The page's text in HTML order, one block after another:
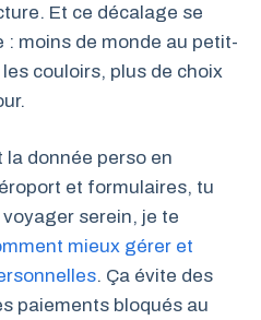
Et ce décalage se
: moins de monde au petit-
couloirs, plus de choix
la donnée perso en
et formulaires, tu
serein, je te
mieux gérer et
. Ça évite des
paiements bloqués au